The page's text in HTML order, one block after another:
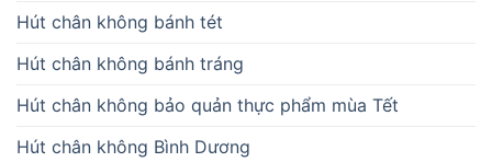
Hút chân không bánh tét
Hút chân không bánh tráng
Hút chân không bảo quản thực phẩm mùa Tết
Hút chân không Bình Dương